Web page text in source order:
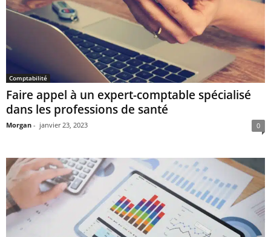
Comptabilité
Faire appel à un expert-comptable spécialisé
dans les professions de santé
Morgan - janvier 23, 2023 0